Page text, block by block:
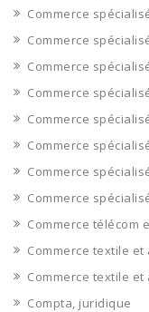
Commerce
Commerce
Commerce
Commerce
Commerce
Commerce
Commerce
Commerce
Commerce télécom
Commerce textile et
Commerce textile
Compta, juridique